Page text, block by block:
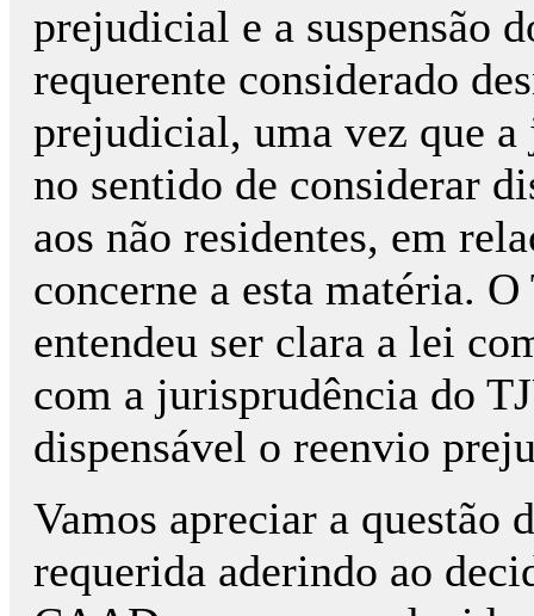
prejudicial e a suspensão
requerente considerado
prejudicial, uma vez que
no sentido de considerar
aos não residentes, em
concerne a esta matéria.
entendeu ser clara a lei
com a jurisprudência do
dispensável o reenvio
Vamos apreciar a questão
requerida aderindo ao